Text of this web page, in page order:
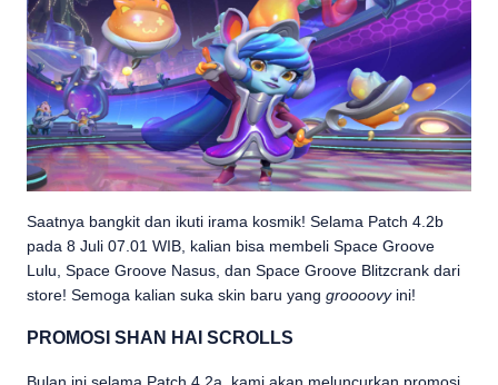
Saatnya bangkit dan ikuti irama kosmik! Selama Patch 4.2b
pada 8 Juli 07.01 WIB, kalian bisa membeli Space Groove
Lulu, Space Groove Nasus, dan Space Groove Blitzcrank dari
store! Semoga kalian suka skin baru yang groooovyini!
PROMOSI SHAN HAI SCROLLS